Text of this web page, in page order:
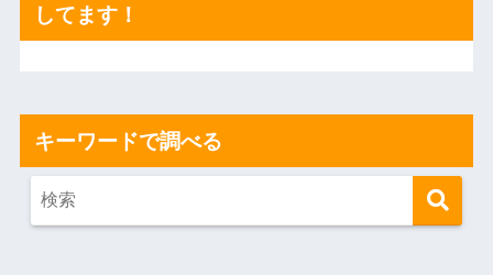
してます！
キーワードで調べる